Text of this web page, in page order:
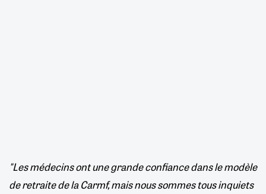
"Les médecins ont une grande confiance dans le modèle
de retraite de la Carmf, mais nous sommes tous inquiets